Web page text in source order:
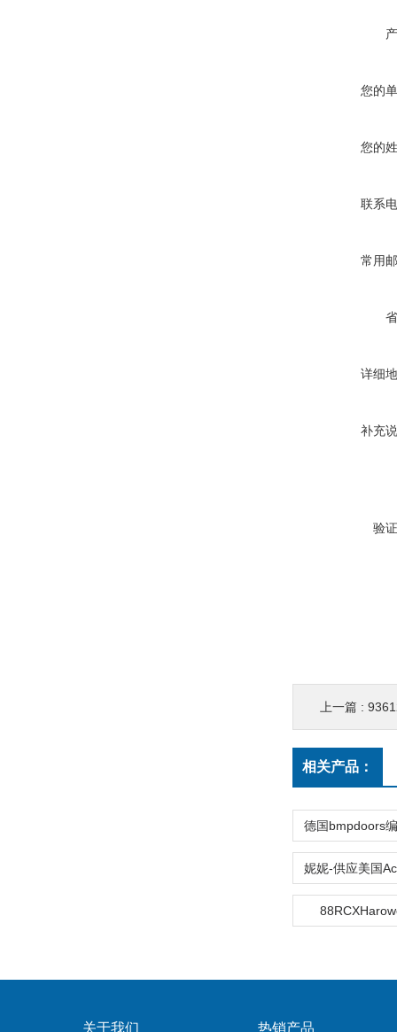
您的
您的
联系
常用
详细
补充
验
上一篇 :
相关产品：
关于我们 热销产品